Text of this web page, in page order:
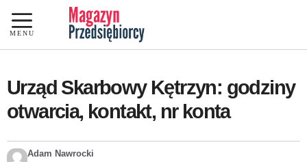
Przejdź
do
treści
MENU
Urząd Skarbowy Kętrzyn: godziny
otwarcia, kontakt, nr konta
Adam Nawrocki